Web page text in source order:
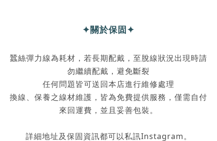
✦關於保固✦
蠶絲彈力線為耗材，若長期配戴，至脫線狀況出現時請
勿繼續配戴，避免斷裂
任何問題皆可送回本店進行維修處理
換線、保養之線材維護，皆為免費提供服務，僅需自付
來回運費，並且妥善包裝。
詳細地址及保固資訊都可以私訊Instagram。